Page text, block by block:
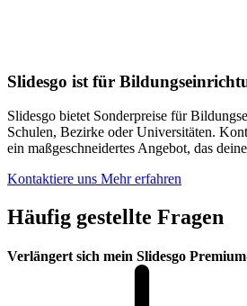
Slidesgo ist für
Slidesgo bietet Sonderpreise für
Schulen, Bezirke oder Universitäten.
ein maßgeschneidertes Angebot, das
Kontaktiere uns Mehr erfahren
Häufig gestellte Fragen
Verlängert sich mein Slidesgo